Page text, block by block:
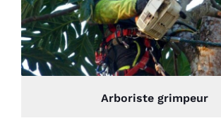
Arboriste grimpeur